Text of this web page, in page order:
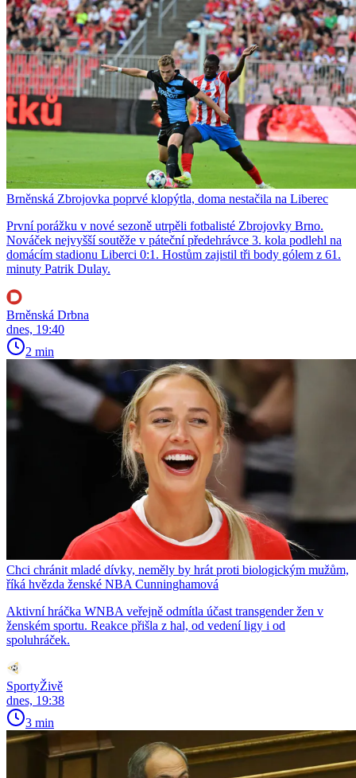
Brněnská Zbrojovka poprvé klopýtla, doma nestačila na Liberec
První porážku v nové sezoně utrpěli fotbalisté Zbrojovky Brno.
Nováček nejvyšší soutěže v páteční předehrávce 3. kola podlehl na
domácím stadionu Liberci 0:1. Hostům zajistil tři body gólem z 61.
minuty Patrik Dulay.
Brněnská Drbna
dnes, 19:40
2 min
Chci chránit mladé dívky, neměly by hrát proti biologickým mužům,
říká hvězda ženské NBA Cunninghamová
Aktivní hráčka WNBA veřejně odmítla účast transgender žen v
ženském sportu. Reakce přišla z hal, od vedení ligy i od
spoluhráček.
SportyŽivě
dnes, 19:38
3 min